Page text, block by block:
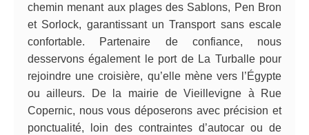
chemin menant aux plages des Sablons, Pen Bron
et Sorlock, garantissant un Transport sans escale
confortable. Partenaire de confiance, nous
desservons également le port de La Turballe pour
rejoindre une croisière, qu’elle mène vers l’Égypte
ou ailleurs. De la mairie de Vieillevigne à Rue
Copernic, nous vous déposerons avec précision et
ponctualité, loin des contraintes d’autocar ou de